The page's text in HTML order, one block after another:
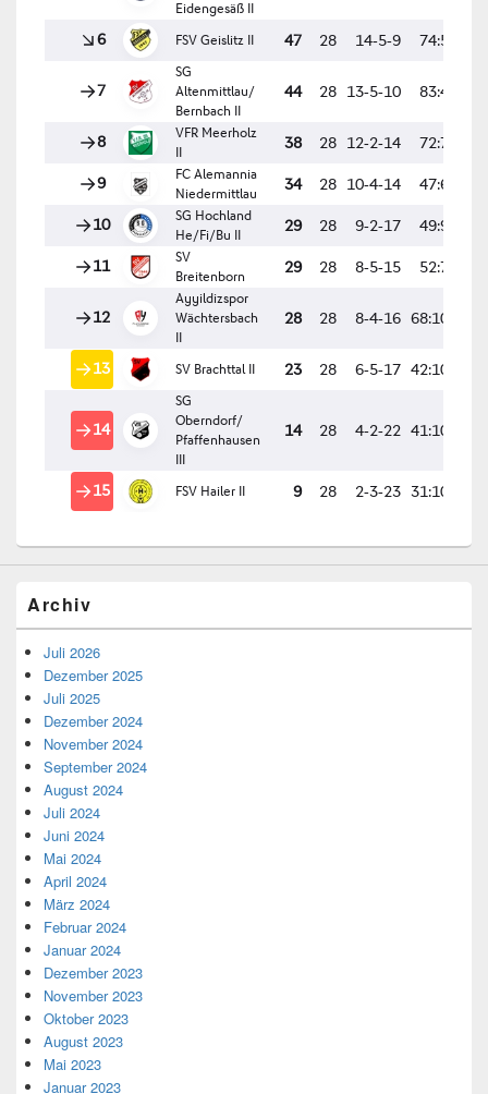
Archiv
Juli 2026
Dezember 2025
Juli 2025
Dezember 2024
November 2024
September 2024
August 2024
Juli 2024
Juni 2024
Mai 2024
April 2024
März 2024
Februar 2024
Januar 2024
Dezember 2023
November 2023
Oktober 2023
August 2023
Mai 2023
Januar 2023